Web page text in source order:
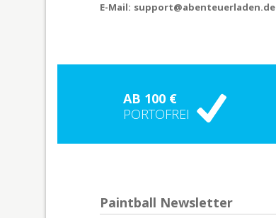
E-Mail: support@abenteuerladen.de
AB 100 €
PORTOFREI
Paintball Newsletter